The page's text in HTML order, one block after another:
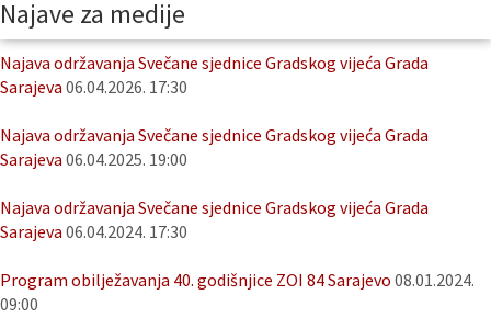
Najave za medije
Najava održavanja Svečane sjednice Gradskog vijeća Grada
Sarajeva 06.04.2026. 17:30
Najava održavanja Svečane sjednice Gradskog vijeća Grada
Sarajeva 06.04.2025. 19:00
Najava održavanja Svečane sjednice Gradskog vijeća Grada
Sarajeva 06.04.2024. 17:30
Program obilježavanja 40. godišnjice ZOI 84 Sarajevo 08.01.2024.
09:00